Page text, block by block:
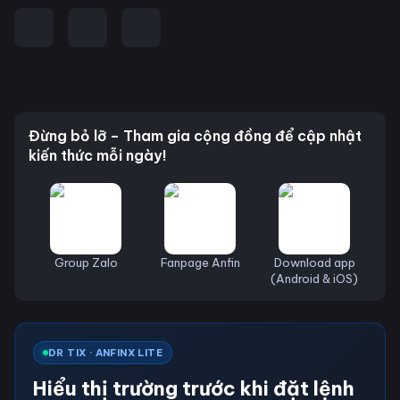
Đừng bỏ lỡ – Tham gia cộng đồng để cập nhật
kiến thức mỗi ngày!
Group Zalo Fanpage Anfin
Download app
(Android & iOS)
DR TIX · ANFINX LITE
Hiểu thị trường trước khi đặt lệnh